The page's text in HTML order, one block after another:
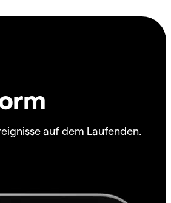
auf dem Laufenden.